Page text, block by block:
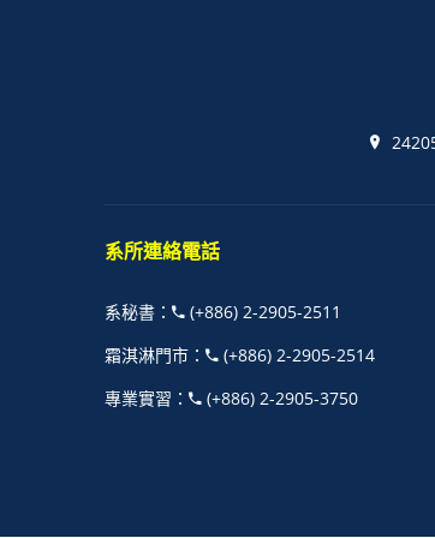
系所連絡電話
系秘書 ：
(+886) 2-2905-2511
霜淇淋門市 ：
(+886) 2-2905-2514
專業實習 ： (+886) 2-2905-3750